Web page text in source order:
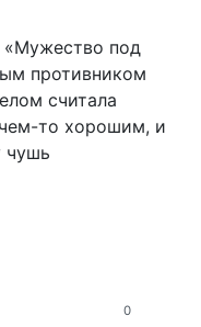
«Мужество под
противником
считала
то хорошим, и
чушь
0